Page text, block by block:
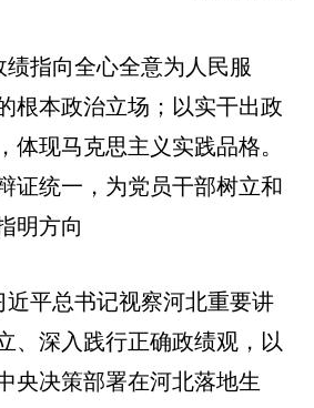
绩指向全心全意为人民服
根本政治立场；以实干出政
体现马克思主义实践品格。
证统一，为党员干部树立和
明方向
近平总书记视察河北重要讲
、深入践行正确政绩观，以
央决策部署在河北落地生